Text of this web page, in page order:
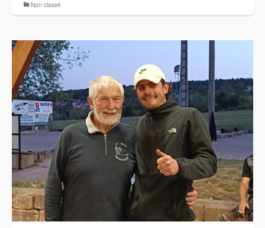
Non classé